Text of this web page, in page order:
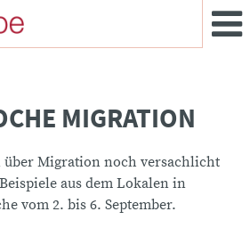
MIGRATION
über Migration noch versachlicht
aus dem Lokalen in
vom 2. bis 6. September.